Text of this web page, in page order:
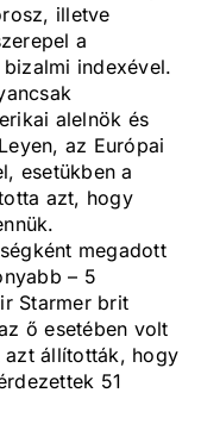
illetve
a
indexével.
alelnök és
az Európai
esetükben a
azt, hogy
megadott
– 5
Starmer brit
ő esetében volt
azt állították, hogy
51